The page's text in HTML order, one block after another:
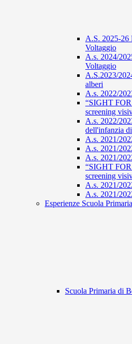
A.S. 2025-26
Voltaggio
A.s. 2024/
Voltaggio
A.S.2023/
alberi
A.s. 2022/
“SIGHT
screening
A.s. 2022/
dell'infanzia
A.s. 2021/
A.s. 2021/
A.s. 2021/
“SIGHT
screening
A.s. 2021/
A.s. 2021/
Esperienze Scuola Primaria
Scuola Primaria di